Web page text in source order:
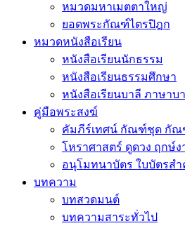
หมวดมหาเมตตาใหญ่
ยอดพระกัณฑ์ไตรปิฎก
หมวดหนังสือเรียน
หนังสือเรียนนักธรรม
หนังสือเรียนธรรมศึกษา
หนังสือเรียนบาลี ภาษาบ
คู่มือพระสงฆ์
คัมภีร์เทศน์ กัณฑ์ชุด กัณ
โหราศาสตร์ ดูดวง ฤกษ์ง
อนุโมทนาบัตร ใบบัตรส
บทความ
บทสวดมนต์
บทความสาระทั่วไป